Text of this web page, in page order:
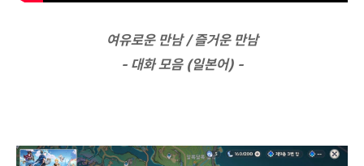
여유로운 만남 / 즐거운 만남
- 대화 모음 (일본어) -